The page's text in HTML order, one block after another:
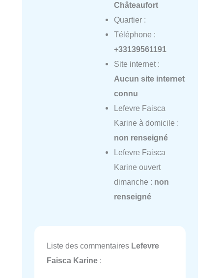
Châteaufort
Quartier :
Téléphone :
+33139561191
Site internet :
Aucun site internet
connu
Lefevre Faisca
Karine à domicile :
non renseigné
Lefevre Faisca
Karine ouvert
dimanche : non
renseigné
Liste des commentaires Lefevre
Faisca Karine :